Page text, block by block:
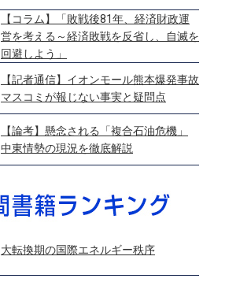
【コラム】「敗戦後81年、経済財政運
営を考える～経済敗戦を反省し、自滅を
回避しよう」
【記者通信】イオンモール熊本爆発事故
マスコミが報じない事実と疑問点
【論考】懸念される「複合石油危機」
中東情勢の現況を徹底解説
大転換期の国際エネルギー秩序